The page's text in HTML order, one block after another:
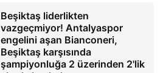
Beşiktaş liderlikten
vazgeçmiyor! Antalyaspor
engelini aşan Bianconeri,
Beşiktaş karşısında
şampiyonluğa 2 üzerinden 2'lik